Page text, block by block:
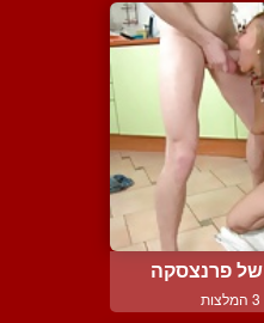
פרנצסקה
3 המלצות